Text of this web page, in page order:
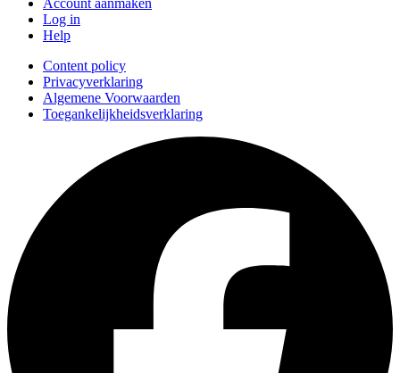
Log in
Help
Content policy
Privacyverklaring
Algemene Voorwaarden
Toegankelijkheidsverklaring